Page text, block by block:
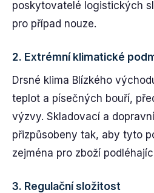
poskytovatelé logistických
pro případ nouze.
2. Extrémní klimatické
Drsné klima Blízkého
teplot a písečných bouří,
výzvy. Skladovací a
přizpůsobeny tak, aby tyto
zejména pro zboží
3. Regulační složitost